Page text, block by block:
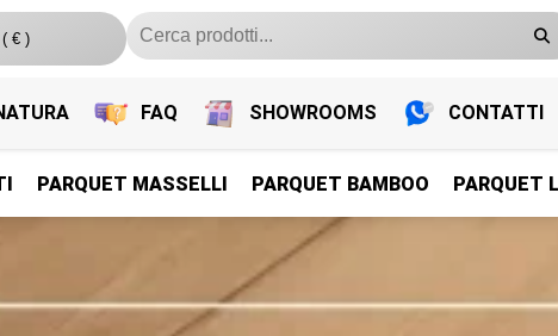
ITALY / IT ( € )
FAQ SHOWROOMS CONTATTI
PARQUET PREFINITI
Parquet Legno Prefiniti
PARQUET MASSELLI PARQUET BAMBOO PARQUET
PARQUET PREFINITI
Parquet Legno Prefiniti